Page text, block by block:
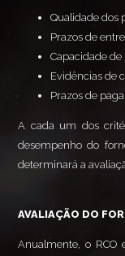
Qualidade dos
Prazos de
Capacidade de
Evidências de
Prazos de
A cada um dos
desempenho do
determinará a
AVALIAÇÃO DO
Anualmente, o RCO